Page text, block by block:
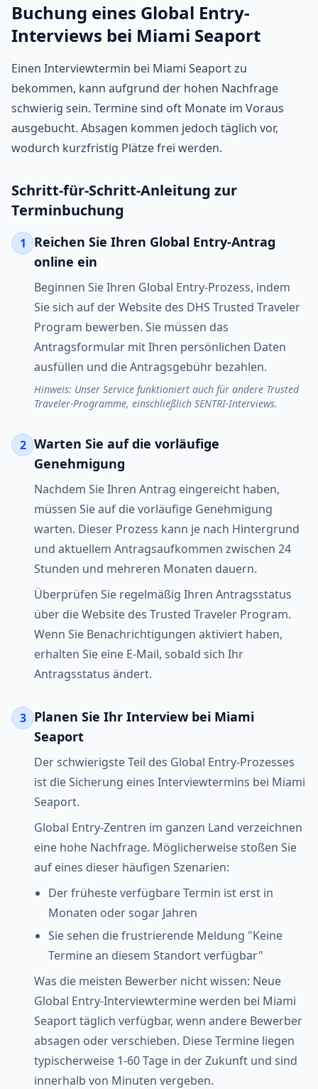
Buchung eines Global Entry-
Interviews bei Miami Seaport
Einen Interviewtermin bei Miami Seaport zu
bekommen, kann aufgrund der hohen Nachfrage
schwierig sein. Termine sind oft Monate im Voraus
ausgebucht. Absagen kommen jedoch täglich vor,
wodurch kurzfristig Plätze frei werden.
Schritt-für-Schritt-Anleitung zur
Terminbuchung
1
Reichen Sie Ihren Global Entry-Antrag
online ein
Beginnen Sie Ihren Global Entry-Prozess, indem
Sie sich auf der Website des DHS Trusted Traveler
Program bewerben. Sie müssen das
Antragsformular mit Ihren persönlichen Daten
ausfüllen und die Antragsgebühr bezahlen.
Hinweis: Unser Service funktioniert auch für andere Trusted
Traveler-Programme, einschließlich SENTRI-Interviews.
2 Warten Sie auf die vorläufige
Genehmigung
Nachdem Sie Ihren Antrag eingereicht haben,
müssen Sie auf die vorläufige Genehmigung
warten. Dieser Prozess kann je nach Hintergrund
und aktuellem Antragsaufkommen zwischen 24
Stunden und mehreren Monaten dauern.
Überprüfen Sie regelmäßig Ihren Antragsstatus
über die Website des Trusted Traveler Program.
Wenn Sie Benachrichtigungen aktiviert haben,
erhalten Sie eine E-Mail, sobald sich Ihr
Antragsstatus ändert.
3 Planen Sie Ihr Interview bei Miami
Seaport
Der schwierigste Teil des Global Entry-Prozesses
ist die Sicherung eines Interviewtermins bei Miami
Seaport.
Global Entry-Zentren im ganzen Land verzeichnen
eine hohe Nachfrage. Möglicherweise stoßen Sie
auf eines dieser häufigen Szenarien:
Der früheste verfügbare Termin ist erst in
Monaten oder sogar Jahren
Sie sehen die frustrierende Meldung "Keine
Termine an diesem Standort verfügbar"
Was die meisten Bewerber nicht wissen: Neue
Global Entry-Interviewtermine werden bei Miami
Seaport täglich verfügbar, wenn andere Bewerber
absagen oder verschieben. Diese Termine liegen
typischerweise 1-60 Tage in der Zukunft und sind
innerhalb von Minuten vergeben.